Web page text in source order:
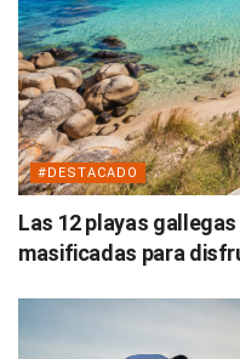
#DESTACADO
Las 12 playas
masificadas para